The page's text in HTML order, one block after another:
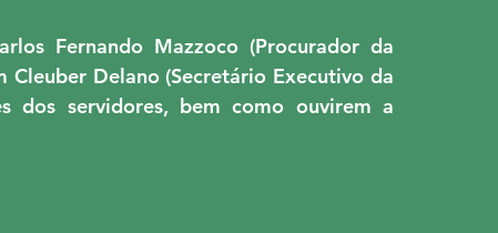
Fernando Mazzoco (Procurador da
Cleuber Delano (Secretário Executivo da
dos servidores, bem como ouvirem a